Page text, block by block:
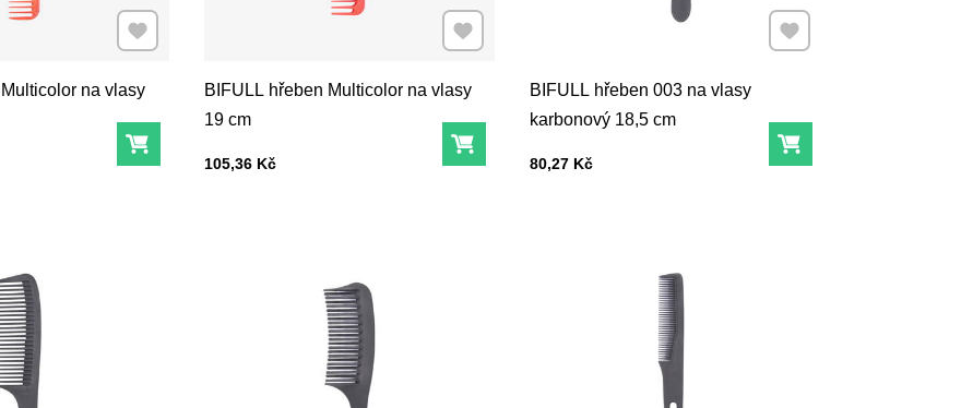
na vlasy
Do košíku
Přidat k Oblíbeným
BIFULL hřeben Multicolor na vlasy
19 cm
Cena s DPH
105,36 Kč Do košíku
Přidat k Oblíbeným
BIFULL hřeben 003 na vlasy
karbonový 18,5 cm
Cena s DPH
80,27 Kč Do košíku
Přidat k Oblíbeným